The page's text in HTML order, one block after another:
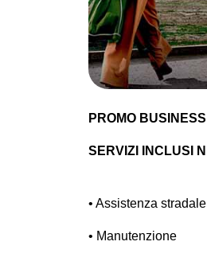
PROMO
SERVIZI INCLUSI
• Assistenza stradale
• Manutenzione